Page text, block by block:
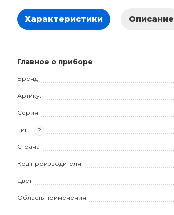
Характеристики Описание
Главное о приборе
Бренд
Артикул
Серия
Тип ?
Страна
Код производителя
Цвет
Область применения